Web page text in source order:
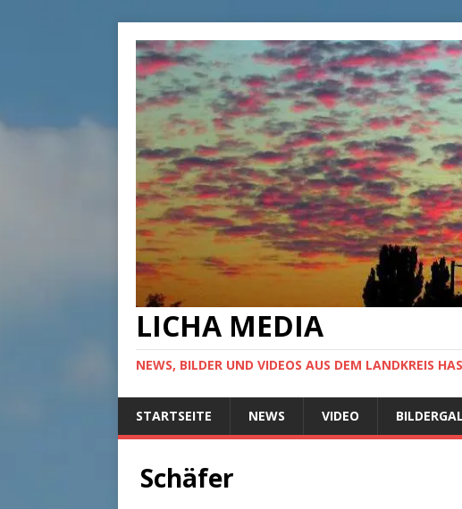
LICHA MEDIA
NEWS, BILDER UND VIDEOS AUS DEM LANDKREIS
STARTSEITE NEWS VIDEO
Schäfer